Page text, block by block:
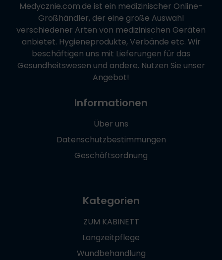
Medycznie.com.de ist ein medizinischer Online-
Großhändler, der eine große Auswahl
verschiedener Arten von medizinischen Geräten
anbietet. Hygieneprodukte, Verbände etc. Wir
beschäftigen uns mit Lieferungen für das
Gesundheitswesen und andere. Nutzen Sie unser
Angebot!
Informationen
Über uns
Datenschutzbestimmungen
Geschäftsordnung
Kategorien
ZUM KABINETT
Langzeitpflege
Wundbehandlung